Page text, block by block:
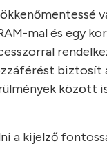
mal és egy
biztosít
között
a kijelző